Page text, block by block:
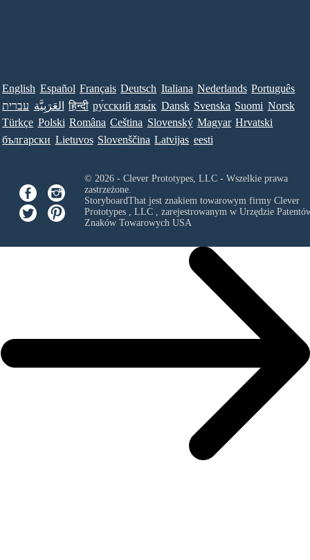
English Español Français Deutsch Italiana Nederlands Português
עברית العَرَبِيَّة हिन्दी ру́сский язы́к Dansk Svenska Suomi Norsk
Türkçe Polski Româna Ceština Slovenský Magyar Hrvatski
български Lietuvos Slovenščina Latvijas eesti
© 2026 - Clever Prototypes, LLC - Wszelkie prawa
zastrzeżone.
StoryboardThat jest znakiem towarowym firmy Clever
Prototypes , LLC, zarejestrowanym w Urzędzie
Znaków Towarowych USA